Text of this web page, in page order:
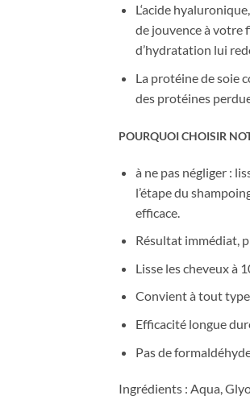
L‘acidehyaluronique,
de jouvence à votre
d’hydratation lui
La protéine de soie
des protéines
POURQUOI CHOISIR
à ne pas négliger :
l’étape du
efficace.
Résultat immédiat,
Lisse les cheveux à
Convient à tout type
Efficacité longue
Pas de
Ingrédients : Aqua,